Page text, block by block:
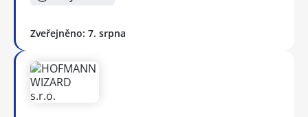
Zveřejněno: 7. srpna